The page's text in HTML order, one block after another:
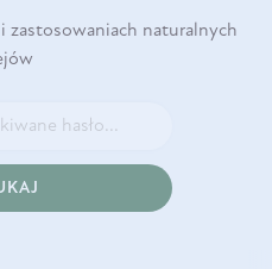
zastosowaniach naturalnych